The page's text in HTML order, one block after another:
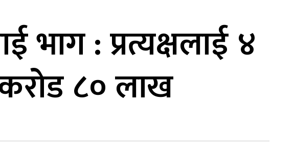
: प्रत्यक्षलाई ४
८० लाख